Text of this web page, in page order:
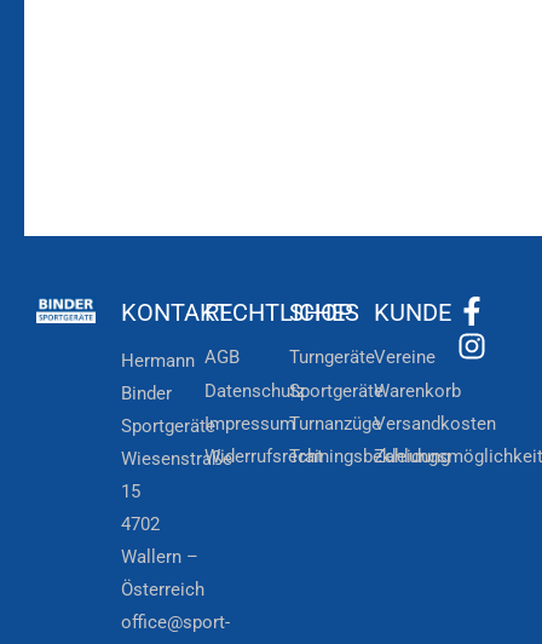
KONTAKT
Hermann
Binder
Sportgeräte
Wiesenstraße
15
4702
Wallern –
Österreich
office@sport-
RECHTLICHES
AGB
Datenschutz
Impressum
Widerrufsrecht
SHOP
Turngeräte
Sportgeräte
Turnanzüge
Trainingsbekleidung
KUNDE
Vereine
Warenkorb
Versandkosten